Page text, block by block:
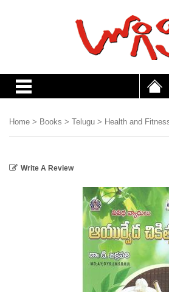
Home > Books > Telugu > Health and
Write A Review